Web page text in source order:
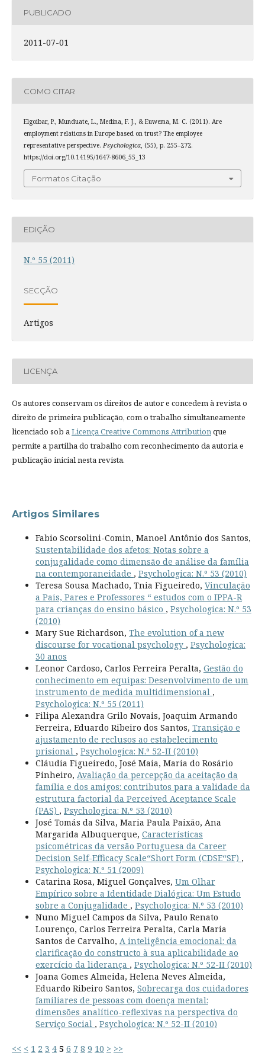
PUBLICADO
2011-07-01
COMO CITAR
Elgoibar, P., Munduate, L., Medina, F. J., & Euwema, M. C. (2011). Are
employment relations in Europe based on trust? The employee
representative perspective. Psychologica, (55), p. 255–272.
https://doi.org/10.14195/1647-8606_55_13
Formatos Citação
EDIÇÃO
N.º 55 (2011)
SECÇÃO
Artigos
LICENÇA
Os autores conservam os direitos de autor e concedem à revista o
direito de primeira publicação, com o trabalho simultaneamente
licenciado sob aLicença Creative Commons Attributionque
permite a partilha do trabalho com reconhecimento da autoria e
publicação inicial nesta revista.
Artigos Similares
Fabio Scorsolini-Comin, Manoel Antônio dos Santos,
Sustentabilidade dos afetos: Notas sobre a
conjugalidade como dimensão de análise da família
na contemporaneidade , Psychologica: N.º 53 (2010)
Teresa Sousa Machado, Tnia Figueiredo, Vinculação
a Pais, Pares e Professores “ estudos com o IPPA-R
para crianças do ensino básico , Psychologica: N.º 53
(2010)
Mary Sue Richardson, The evolution of a new
discourse for vocational psychology , Psychologica:
30 anos
Leonor Cardoso, Carlos Ferreira Peralta, Gestão do
conhecimento em equipas: Desenvolvimento de um
instrumento de medida multidimensional ,
Psychologica: N.º 55 (2011)
Filipa Alexandra Grilo Novais, Joaquim Armando
Ferreira, Eduardo Ribeiro dos Santos, Transição e
ajustamento de reclusos ao estabelecimento
prisional , Psychologica: N.º 52-II (2010)
Cláudia Figueiredo, José Maia, Maria do Rosário
Pinheiro, Avaliação da percepção da aceitação da
família e dos amigos: contributos para a validade da
estrutura factorial da Perceived Aceptance Scale
(PAS) , Psychologica: N.º 53 (2010)
José Tomás da Silva, Maria Paula Paixão, Ana
Margarida Albuquerque, Características
psicométricas da versão Portuguesa da Career
Decision Self-Efficacy Scale“Short Form (CDSE“SF) ,
Psychologica: N.º 51 (2009)
Catarina Rosa, Miguel Gonçalves, Um Olhar
Empírico sobre a Identidade Dialógica: Um Estudo
sobre a Conjugalidade , Psychologica: N.º 53 (2010)
Nuno Miguel Campos da Silva, Paulo Renato
Lourenço, Carlos Ferreira Peralta, Carla Maria
Santos de Carvalho, A inteligência emocional: da
clarificação do constructo à sua aplicabilidade ao
exercício da liderança , Psychologica: N.º 52-II (2010)
Joana Gomes Almeida, Helena Neves Almeida,
Eduardo Ribeiro Santos, Sobrecarga dos cuidadores
familiares de pessoas com doença mental:
dimensões analítico-reflexivas na perspectiva do
Serviço Social , Psychologica: N.º 52-II (2010)
<< < 1 2 3 4 5 6 7 8 9 10 > >>